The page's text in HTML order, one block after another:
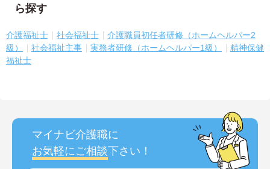
ら探す
介護福祉士 社会福祉士
介護職員初任者研修（ホームヘルパー2
級）
社会福祉主事 実務者研修（ホームヘルパー1級）
精神保健
福祉士
マイナビ介護職に
お気軽にご相談下さい！